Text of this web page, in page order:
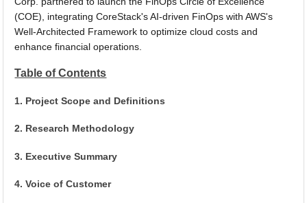
(COE), integrating CoreStack's AI-driven FinOps with AWS's
Well-Architected Framework to optimize cloud costs and
enhance financial operations.
Table of Contents
1. Project Scope and Definitions
2. Research Methodology
3. Executive Summary
4. Voice of Customer